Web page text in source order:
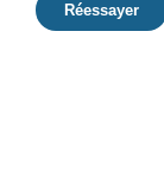
Réessayer